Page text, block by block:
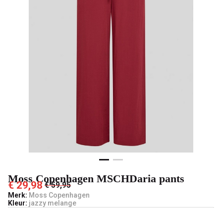
Moss Copenhagen MSCHDaria pants
€ 29,98 € 59,95
Merk: Moss Copenhagen
Kleur: jazzy melange